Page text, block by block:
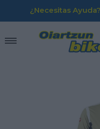
¿Necesitas